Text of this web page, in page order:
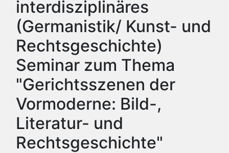
interdisziplinäres
(Germanistik/ Kunst- und
Rechtsgeschichte)
Seminar zum Thema
"Gerichtsszenen der
Vormoderne: Bild-,
Literatur- und
Rechtsgeschichte"